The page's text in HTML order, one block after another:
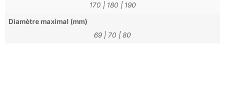
170 | 180 | 190
Diamètre maximal (mm)
69 | 70 | 80